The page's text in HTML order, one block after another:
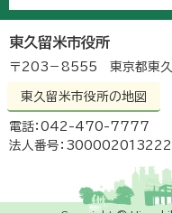
東久留米市役所
〒203－8555 東京都東久
東久留米市役所の地図
電話：042-470-7777
法人番号：